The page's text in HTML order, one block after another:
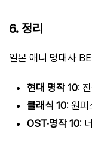
6. 정리
일본 애니 명대사
현대 명작 10:
클래식 10: 원피
OST·명작 10: